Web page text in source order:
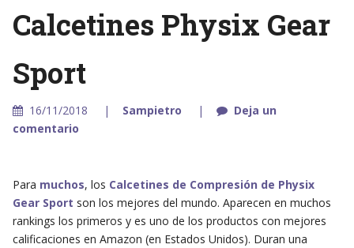
Calcetines Physix Gear
Sport
16/11/2018 Sampietro
Deja un
comentario
Para muchos, los Calcetines de Compresión de Physix
Gear Sport son los mejores del mundo. Aparecen en muchos
rankings los primeros y es uno de los productos con mejores
calificaciones en Amazon (en Estados Unidos). Duran una